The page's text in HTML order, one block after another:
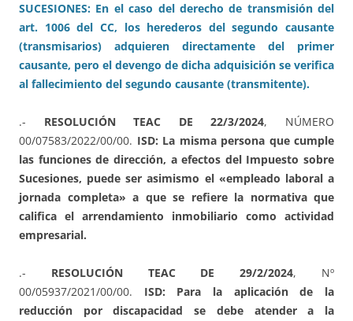
SUCESIONES: En el caso del derecho de transmisión del
art. 1006 del CC, los herederos del segundo causante
(transmisarios) adquieren directamente del primer
causante, pero el devengo de dicha adquisición se verifica
al fallecimiento del segundo causante (transmitente).
.- RESOLUCIÓN TEAC DE 22/3/2024, NÚMERO
00/07583/2022/00/00. ISD: La misma persona que cumple
las funciones de dirección, a efectos del Impuesto sobre
Sucesiones, puede ser asimismo el «empleado laboral a
jornada completa» a que se refiere la normativa que
califica el arrendamiento inmobiliario como actividad
empresarial.
.- RESOLUCIÓN TEAC DE 29/2/2024, Nº
00/05937/2021/00/00. ISD: Para la aplicación de la
reducción por discapacidad se debe atender a la